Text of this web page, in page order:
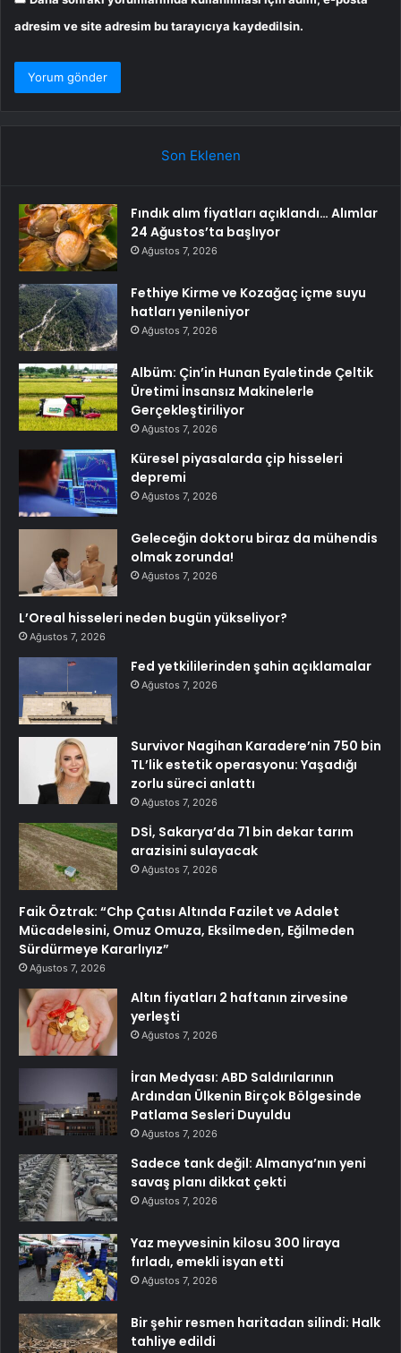
adresim ve site adresim bu tarayıcıya kaydedilsin.
Son Eklenen
Fındık alım fiyatları açıklandı… Alımlar
24 Ağustos’ta başlıyor
Ağustos 7, 2026
Fethiye Kirme ve Kozağaç içme suyu
hatları yenileniyor
Ağustos 7, 2026
Albüm: Çin’in Hunan Eyaletinde Çeltik
Üretimi İnsansız Makinelerle
Gerçekleştiriliyor
Ağustos 7, 2026
Küresel piyasalarda çip hisseleri
depremi
Ağustos 7, 2026
Geleceğin doktoru biraz da mühendis
olmak zorunda!
Ağustos 7, 2026
L’Oreal hisseleri neden bugün yükseliyor?
Ağustos 7, 2026
Fed yetkililerinden şahin açıklamalar
Ağustos 7, 2026
Survivor Nagihan Karadere’nin 750 bin
TL’lik estetik operasyonu: Yaşadığı
zorlu süreci anlattı
Ağustos 7, 2026
DSİ, Sakarya’da 71 bin dekar tarım
arazisini sulayacak
Ağustos 7, 2026
Faik Öztrak: “Chp Çatısı Altında Fazilet ve Adalet
Mücadelesini, Omuz Omuza, Eksilmeden, Eğilmeden
Sürdürmeye Kararlıyız”
Ağustos 7, 2026
Altın fiyatları 2 haftanın zirvesine
yerleşti
Ağustos 7, 2026
İran Medyası: ABD Saldırılarının
Ardından Ülkenin Birçok Bölgesinde
Patlama Sesleri Duyuldu
Ağustos 7, 2026
Sadece tank değil: Almanya’nın yeni
savaş planı dikkat çekti
Ağustos 7, 2026
Yaz meyvesinin kilosu 300 liraya
fırladı, emekli isyan etti
Ağustos 7, 2026
Bir şehir resmen haritadan silindi: Halk
tahliye edildi